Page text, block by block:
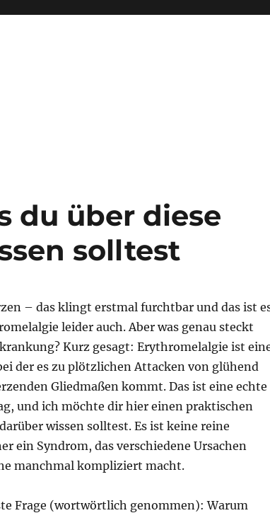
du über diese
solltest
– das klingt erstmal furchtbar und das ist
leider auch. Aber was genau steckt
Kurz gesagt: Erythromelalgie ist
der es zu plötzlichen Attacken von glühend
Gliedmaßen kommt. Das ist eine echte
und ich möchte dir hier einen praktischen
wissen solltest. Es ist keine reine
ein Syndrom, das verschiedene Ursachen
manchmal kompliziert macht.
Frage (wortwörtlich genommen): Warum